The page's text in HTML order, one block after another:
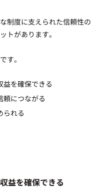
制度に支えられた信頼性の
トがあります。
す。
益を確保できる
頼につながる
られる
益を確保できる